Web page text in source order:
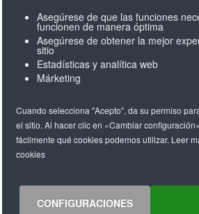
L
Placa de sujeción 50 x 98 -
Asegúrese de que las funciones
funcionen de manera óptima
Asegúrese de obtener la mejor
sitio
Estadísticas y analítica web
Márketing
Cuando selecciona "Acepto", da su permiso
el sitio. Al hacer clic en «Cambiar
fácilmente qué cookies podemos utilizar. Leer
cookies
CONFIGURACIONES